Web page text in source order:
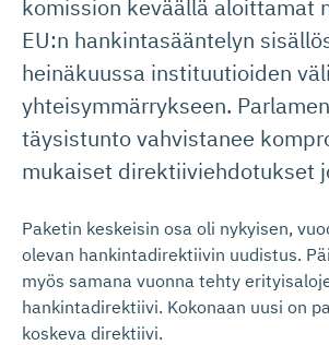
komission keväällä aloittamat
EU:n hankintasääntelyn
heinäkuussa instituutioiden
yhteisymmärrykseen.
täysistunto vahvistanee
mukaiset direktiiviehdotukset
Paketin keskeisin osa oli nykyisen,
olevan hankintadirektiivin uudistus.
myös samana vuonna tehty
hankintadirektiivi. Kokonaan uusi on
koskeva direktiivi.